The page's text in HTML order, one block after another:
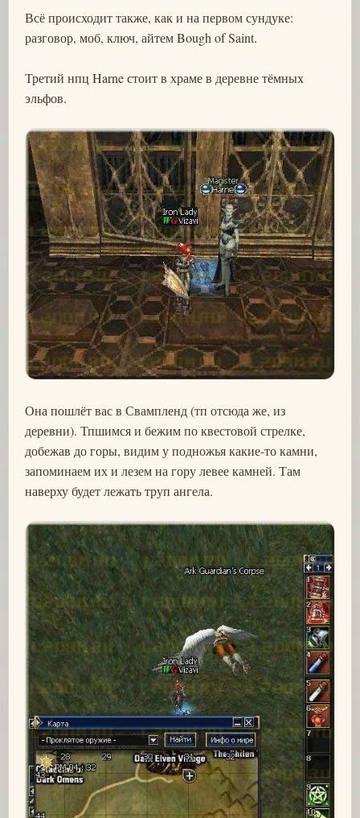
Всё происходит также, как и на первом сундуке:
разговор, моб, ключ, айтем Bough of Saint.
Третий нпц Harne стоит в храме в деревне тёмных
эльфов.
Она пошлёт вас в Свампленд (тп отсюда же, из
деревни). Тпшимся и бежим по квестовой стрелке,
добежав до горы, видим у подножья какие-то камни,
запоминаем их и лезем на гору левее камней. Там
наверху будет лежать труп ангела.